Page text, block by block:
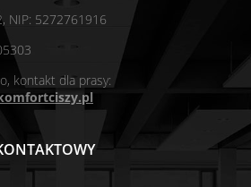
NIP: 5272761916
kontakt dla prasy: